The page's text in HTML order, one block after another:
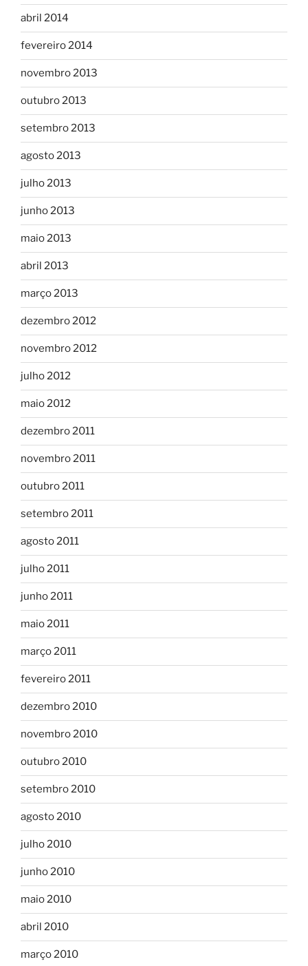
abril 2014
fevereiro 2014
novembro 2013
outubro 2013
setembro 2013
agosto 2013
julho 2013
junho 2013
maio 2013
abril 2013
março 2013
dezembro 2012
novembro 2012
julho 2012
maio 2012
dezembro 2011
novembro 2011
outubro 2011
setembro 2011
agosto 2011
julho 2011
junho 2011
maio 2011
março 2011
fevereiro 2011
dezembro 2010
novembro 2010
outubro 2010
setembro 2010
agosto 2010
julho 2010
junho 2010
maio 2010
abril 2010
março 2010